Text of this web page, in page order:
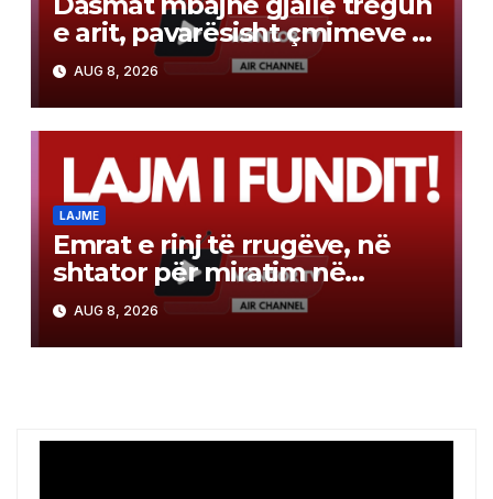
e arit, pavarësisht çmimeve të
larta
AUG 8, 2026
LAJME
Emrat e rinj të rrugëve, në
shtator për miratim në
Qeveri! BDI akuzon
komisionin për anashkalim të
propozimeve
AUG 8, 2026